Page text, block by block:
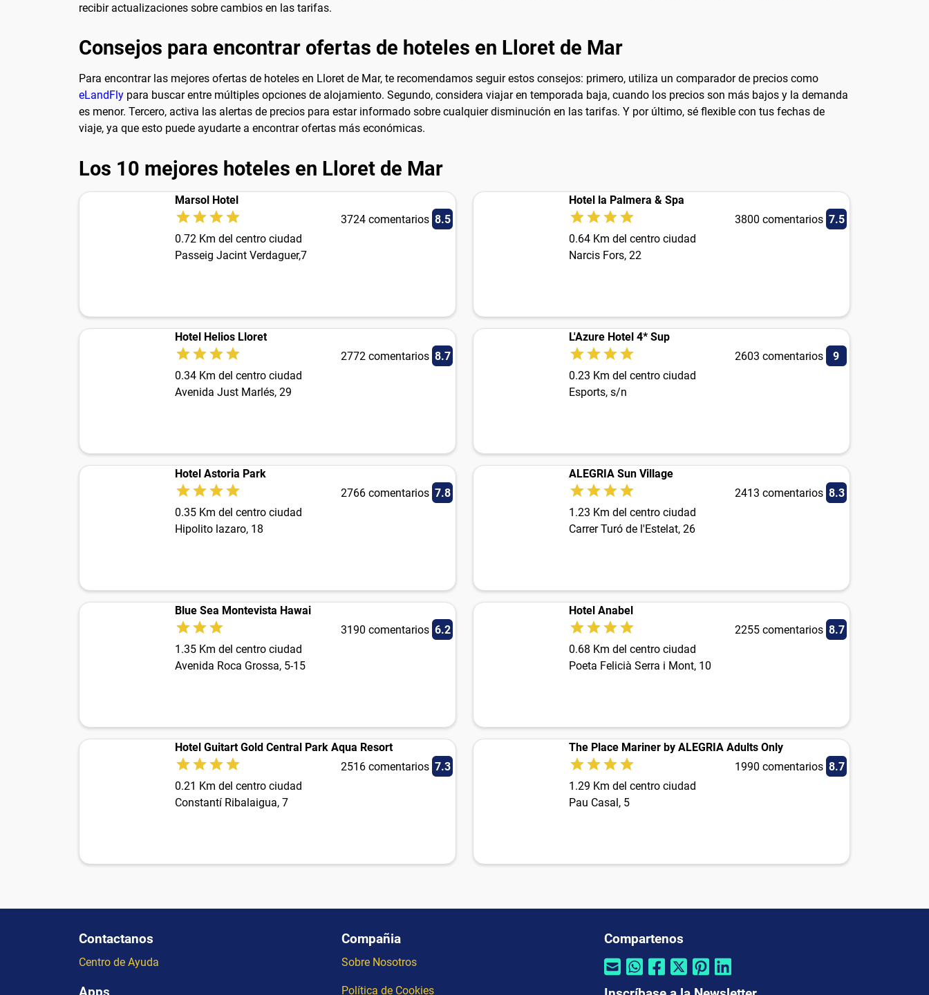
recibir actualizaciones sobre cambios en las tarifas.
Consejos para encontrar ofertas de hoteles en Lloret de Mar
Para encontrar las mejores ofertas de hoteles en Lloret de Mar, te recomendamos seguir estos consejos: primero, utiliza un comparador de precios como
eLandFly para buscar entre múltiples opciones de alojamiento. Segundo, considera viajar en temporada baja, cuando los precios son más bajos y la demanda
es menor. Tercero, activa las alertas de precios para estar informado sobre cualquier disminución en las tarifas. Y por último, sé flexible con tus fechas de
viaje, ya que esto puede ayudarte a encontrar ofertas más económicas.
Los 10 mejores hoteles en Lloret de Mar
Marsol Hotel
3724 comentarios 8.5
0.72 Km del centro ciudad
Passeig Jacint Verdaguer,7
Hotel la Palmera & Spa
3800 comentarios 7.5
0.64 Km del centro ciudad
Narcis Fors, 22
Hotel Helios Lloret
2772 comentarios 8.7
0.34 Km del centro ciudad
Avenida Just Marlés, 29
L'Azure Hotel 4* Sup
2603 comentarios
9
0.23 Km del centro ciudad
Esports, s/n
Hotel Astoria Park
2766 comentarios 7.8
0.35 Km del centro ciudad
Hipolito lazaro, 18
ALEGRIA Sun Village
2413 comentarios 8.3
1.23 Km del centro ciudad
Carrer Turó de l'Estelat, 26
Blue Sea Montevista Hawai
3190 comentarios 6.2
1.35 Km del centro ciudad
Avenida Roca Grossa, 5-15
Hotel Anabel
2255 comentarios 8.7
0.68 Km del centro ciudad
Poeta Felicià Serra i Mont, 10
Hotel Guitart Gold Central Park Aqua Resort
2516 comentarios 7.3
0.21 Km del centro ciudad
Constantí Ribalaigua, 7
The Place Mariner by ALEGRIA Adults Only
1990 comentarios 8.7
1.29 Km del centro ciudad
Pau Casal, 5
Contactanos
Centro de Ayuda
Compañia
Sobre Nosotros
Política de Cookies
Compartenos